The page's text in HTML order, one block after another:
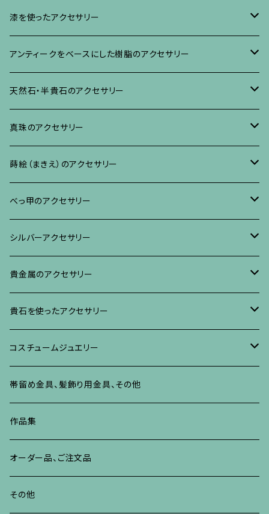
イヤリング・ピアス
ネックレス、その他
ブローチ
イヤリング、ピアス
ネックレス、ペンダント
ブレスレット、バングル、その他
漆を使ったアクセサリー
ブローチ
イヤリング・ピアス
ネックレス・ペンダント
リング
ブレスレット・バングル、その他
アンティークをベースにした樹脂のアクセサリー
ブローチ
イヤリング・ピアス
ネックレス、ペンダント
ブレスレット、その他
天然石・半貴石のアクセサリー
ブローチ
イヤリング・ピアス
ネックレス、ペンダント
リング
ブレスレット、その他
真珠のアクセサリー
ブローチ
イヤリング・ピアス
ネックレス、ペンダント
リング
ブレスレット、その他
蒔絵（まきえ）のアクセサリー
べっ甲に蒔絵のアクセサリー
ブローチ
イヤリング・ピアス
真珠に蒔絵のアクセサリー
ブローチ
イヤリング、ピアス
水晶に蒔絵のアクセサリー
ブローチ
イヤリング、ピアス
朴の木やポプラに蒔絵のアクセサリー
ブローチ
イヤリング・ピアス
その他の蒔絵のアクセサリー
べっ甲のアクセサリー
ブローチ
イヤリング、ピアス
ネックレス、ペンダント
リング
ブレスレット、バングル、その他
シルバーアクセサリー
ブローチ
イヤリング、ピアス
ネックレス、ペンダント
リング
ブレスレット、バングル、その他
貴金属のアクセサリー
ブローチ
イヤリング、ピアス
ネックレス、ペンダント
ブレスレット、その他
リング
貴石を使ったアクセサリー
ブローチ
イヤリング、ピアス
ネックレス、ペンダント
リング
ブレスレット、バングル
コスチュームジュエリー
ブローチ
イヤリング、ピアス
ネックレス、ペンダント
リング
帯留め金具、髪飾り用金具、その他
作品集
オーダー品、ご注文品
その他